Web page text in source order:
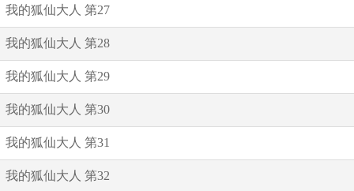
我的狐仙大人 第27
我的狐仙大人 第28
我的狐仙大人 第29
我的狐仙大人 第30
我的狐仙大人 第31
我的狐仙大人 第32